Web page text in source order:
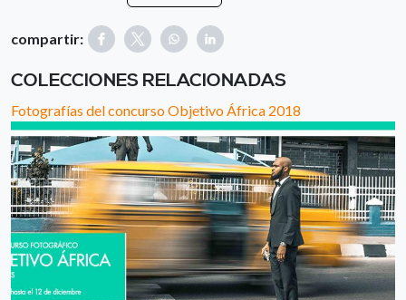
compartir:
COLECCIONES RELACIONADAS
Fotografías del concurso Objetivo África 2018